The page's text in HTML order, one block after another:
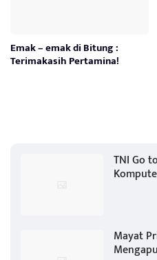
Emak – emak di Bitung :
Terimakasih Pertamina!
TNI Go
Mayat